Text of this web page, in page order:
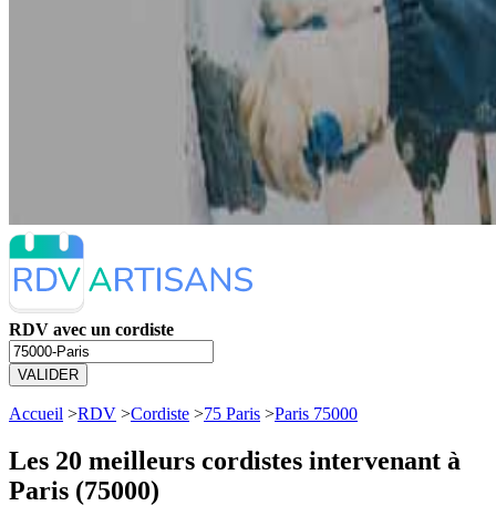
RDV avec un cordiste
VALIDER
Accueil >RDV >Cordiste >75 Paris >Paris 75000
Les 20 meilleurs cordistes intervenant à
Paris (75000)